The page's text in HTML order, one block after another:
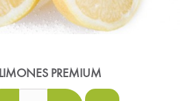
LIMONES PREMIUM